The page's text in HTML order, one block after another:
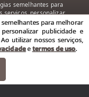
semelhantes para
serviços, personalizar
interesse. Ao utilizar
política de privacidade e
de uso
para melhorar
publicidade e
utilizar nossos serviços,
etermos de uso.